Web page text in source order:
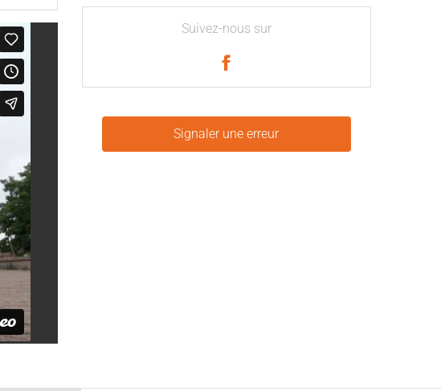
Suivez-nous sur
Signaler une erreur